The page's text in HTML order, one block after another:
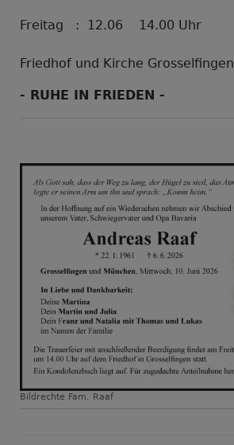
Bildrechte Fam. Raaf
Freitag : 12.06 14.00 Uhr
Friedhof und Kirche Grosselfingen
- RUHE IN FRIEDEN -